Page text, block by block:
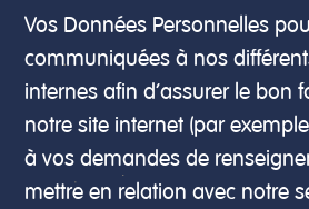
Vos Données Personnelles
communiquées à nos
internes afin d’assurer le bon
notre site internet (par
à vos demandes de
mettre en relation avec notre